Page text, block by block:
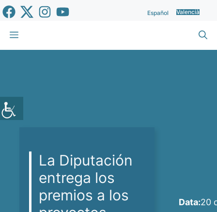
Vés
al
contingut
Español Valencià
Menu
La Diputación
entrega los
premios a los
Data:20